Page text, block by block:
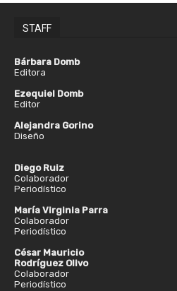
STAFF
Bárbara Domb
Editora
Ezequiel Domb
Editor
Alejandra Gorino
Diseño
Diego Ruiz
Colaborador
Periodístico
María Virginia Parra
Colaborador
Periodístico
César Mauricio
Rodríguez Olivo
Colaborador
Periodístico